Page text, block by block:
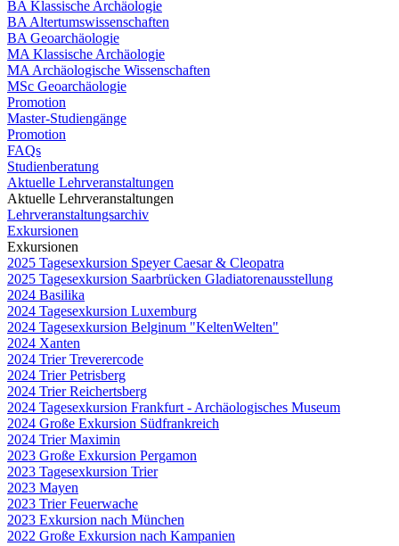
BA Klassische Archäologie
BA Altertumswissenschaften
BA Geoarchäologie
MA Klassische Archäologie
MA Archäologische Wissenschaften
MSc Geoarchäologie
Promotion
Master-Studiengänge
Promotion
FAQs
Studienberatung
Aktuelle Lehrveranstaltungen
Aktuelle Lehrveranstaltungen
Lehrveranstaltungsarchiv
Exkursionen
Exkursionen
2025 Tagesexkursion Speyer Caesar & Cleopatra
2025 Tagesexkursion Saarbrücken Gladiatorenausstellung
2024 Basilika
2024 Tagesexkursion Luxemburg
2024 Tagesexkursion Belginum "KeltenWelten"
2024 Xanten
2024 Trier Treverercode
2024 Trier Petrisberg
2024 Trier Reichertsberg
2024 Tagesexkursion Frankfurt - Archäologisches Museum
2024 Große Exkursion Südfrankreich
2024 Trier Maximin
2023 Große Exkursion Pergamon
2023 Tagesexkursion Trier
2023 Mayen
2023 Trier Feuerwache
2023 Exkursion nach München
2022 Große Exkursion nach Kampanien